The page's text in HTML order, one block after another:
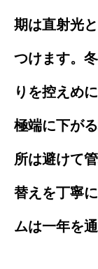
期は直射光
つけます。
りを控えめ
極端に下が
所は避けて
替えを丁寧
ムは一年を